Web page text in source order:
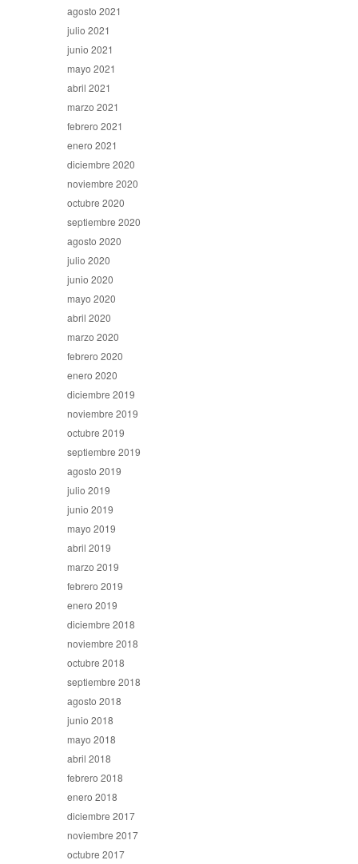
agosto 2021
julio 2021
junio 2021
mayo 2021
abril 2021
marzo 2021
febrero 2021
enero 2021
diciembre 2020
noviembre 2020
octubre 2020
septiembre 2020
agosto 2020
julio 2020
junio 2020
mayo 2020
abril 2020
marzo 2020
febrero 2020
enero 2020
diciembre 2019
noviembre 2019
octubre 2019
septiembre 2019
agosto 2019
julio 2019
junio 2019
mayo 2019
abril 2019
marzo 2019
febrero 2019
enero 2019
diciembre 2018
noviembre 2018
octubre 2018
septiembre 2018
agosto 2018
junio 2018
mayo 2018
abril 2018
febrero 2018
enero 2018
diciembre 2017
noviembre 2017
octubre 2017